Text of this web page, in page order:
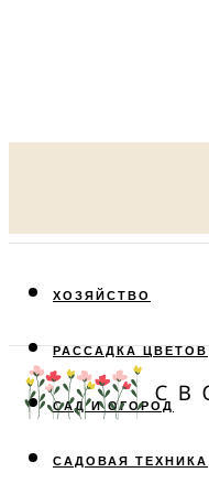
ХОЗЯЙСТВО
РАССАДКА ЦВЕТОВ
САД И ОГОРОД
САДОВАЯ ТЕХНИКА